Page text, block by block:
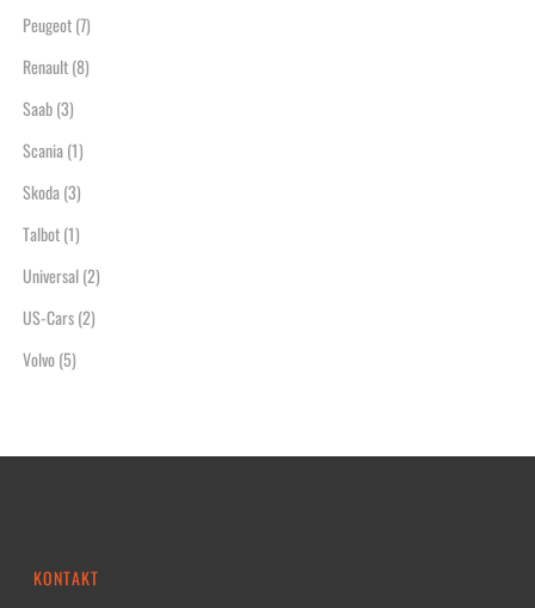
Peugeot(7)
Renault(8)
Saab(3)
Scania(1)
Skoda(3)
Talbot(1)
Universal(2)
US-Cars(2)
Volvo(5)
KONTAKT